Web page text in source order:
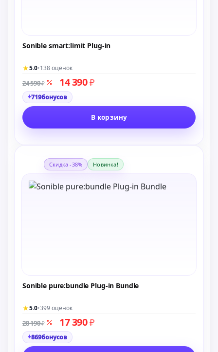
Sonible smart:limit Plug-in
★5.0•138 оценок
24 590₽ 14 390₽
+719бонусов
В корзину
Скидка -38% Новинка!
Sonible pure:bundle Plug-in Bundle
★5.0•399 оценок
28 190₽ 17 390₽
+869бонусов